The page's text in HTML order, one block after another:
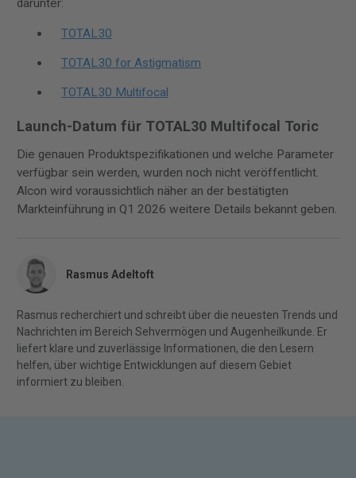
darunter:
TOTAL30
TOTAL30 for Astigmatism
TOTAL30 Multifocal
Launch-Datum für TOTAL30 Multifocal Toric
Die genauen Produktspezifikationen und welche Parameter
verfügbar sein werden, wurden noch nicht veröffentlicht.
Alcon wird voraussichtlich näher an der bestätigten
Markteinführung in Q1 2026 weitere Details bekannt geben.
Rasmus Adeltoft
Rasmus recherchiert und schreibt über die neuesten Trends und
Nachrichten im Bereich Sehvermögen und Augenheilkunde. Er
liefert klare und zuverlässige Informationen, die den Lesern
helfen, über wichtige Entwicklungen auf diesem Gebiet
informiert zu bleiben.